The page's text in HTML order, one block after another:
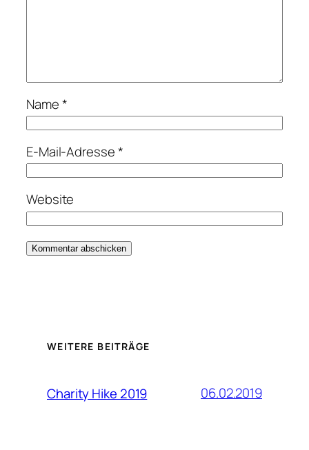
Name*
E-Mail-Adresse*
Website
WEITERE BEITRÄGE
Charity Hike 2019 06.02.2019